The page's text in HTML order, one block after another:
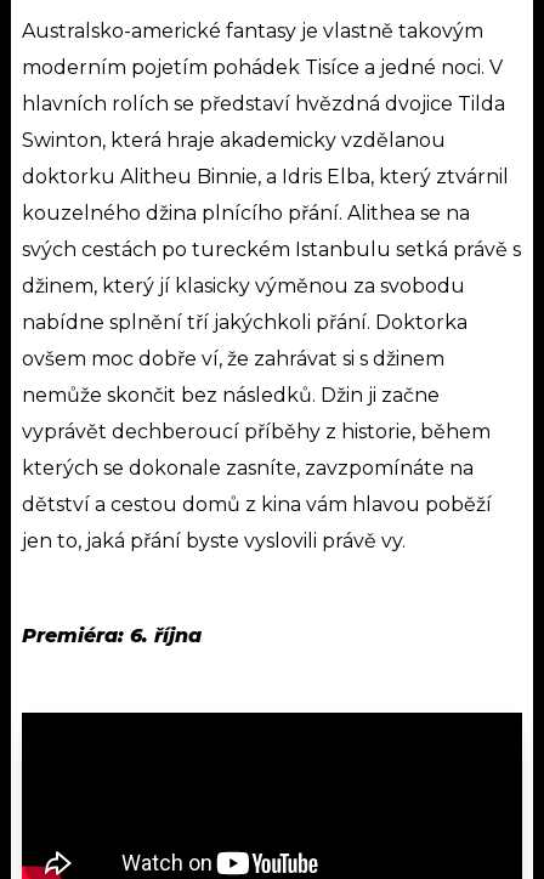
Australsko-americké fantasy je vlastně takovým
moderním pojetím pohádek Tisíce a jedné noci. V
hlavních rolích se představí hvězdná dvojice Tilda
Swinton, která hraje akademicky vzdělanou
doktorku Alitheu Binnie, a Idris Elba, který ztvárnil
kouzelného džina plnícího přání. Alithea se na
svých cestách po tureckém Istanbulu setká právě s
džinem, který jí klasicky výměnou za svobodu
nabídne splnění tří jakýchkoli přání. Doktorka
ovšem moc dobře ví, že zahrávat si s džinem
nemůže skončit bez následků. Džin ji začne
vyprávět dechberoucí příběhy z historie, během
kterých se dokonale zasníte, zavzpomínáte na
dětství a cestou domů z kina vám hlavou poběží
jen to, jaká přání byste vyslovili právě vy.
Premiéra: 6. října